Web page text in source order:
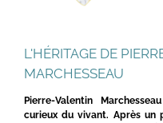
L'HÉRITAGE DE
MARCHESSEAU
Pierre-Valentin
curieux du vivant. Après un